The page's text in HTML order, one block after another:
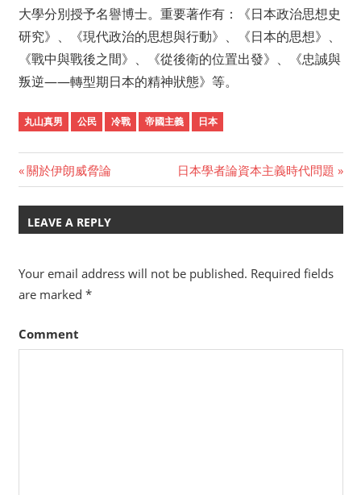
大學分別授予名譽博士。重要著作有：《日本政治思想史
研究》、《現代政治的思想與行動》、《日本的思想》、
《戰中與戰後之間》、《從後衛的位置出發》、《忠誠與
叛逆——轉型期日本的精神狀態》等。
丸山真男 公民 冷戰 帝國主義 日本
Post
navigation
Previous
Post:
關於伊朗威脅論
Next
Post:
日本學者論資本主義時代問題
LEAVE A REPLY
Your email address will not be published. Required fields
are marked *
Comment